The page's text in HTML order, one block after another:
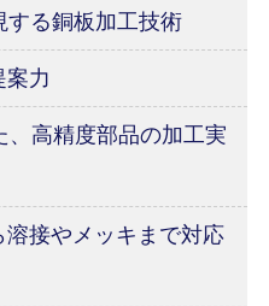
する銅板加工技術
案力
高精度部品の加工実
接やメッキまで対応